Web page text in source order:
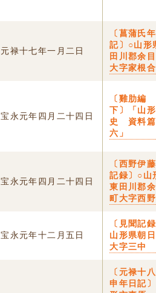
元禄十七年一月二日
〔菖蒲氏
記〕○山形
田川郡余
大字家根合
宝永元年四月二十四日
〔雞肋編
下〕「山
史 資料篇
六」
宝永元年四月二十四日
〔西野伊
記録〕○山
東田川郡
町大字西野
宝永元年十二月五日
〔見聞記
山形県朝
大字三中
〔元禄十
申年日記